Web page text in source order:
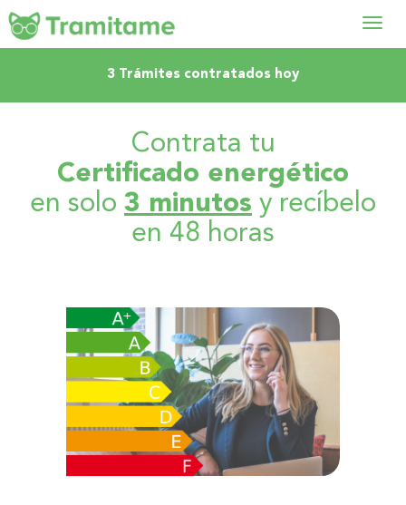
3 Trámites contratados hoy
Contrata tu
Certificado energético
en solo 3 minutos y recíbelo
en 48 horas